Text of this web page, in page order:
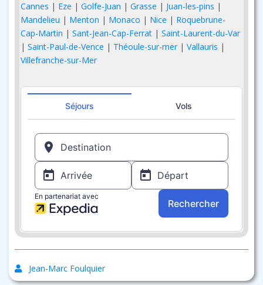
Cannes | Eze | Golfe-Juan | Grasse | Juan-les-pins |
Mandelieu | Menton | Monaco | Nice | Roquebrune-
Cap-Martin | Sant-Jean-Cap-Ferrat | Saint-Laurent-du-Var
| Saint-Paul-de-Vence | Théoule-sur-mer | Vallauris |
Villefranche-sur-Mer
Jean-Marc Foulquier